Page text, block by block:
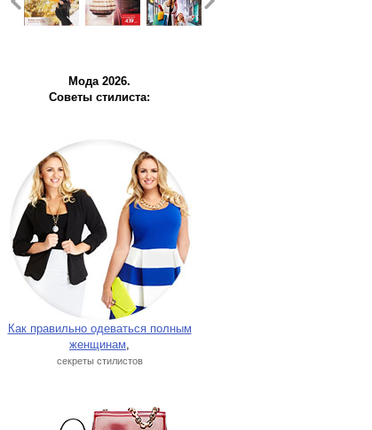
Мода 2026.
Советы стилиста:
Как правильно одеваться полным
женщинам,
секреты стилистов